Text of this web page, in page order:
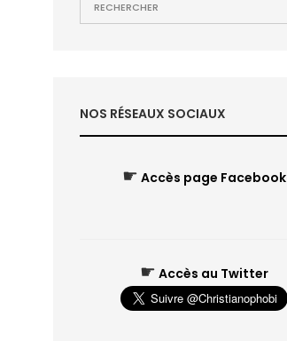
NOS RÉSEAUX SOCIAUX
☛ Accès page Facebook
☛ Accès au Twitter